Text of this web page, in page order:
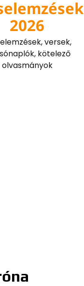
2026
versek,
kötelező
olvasmányok